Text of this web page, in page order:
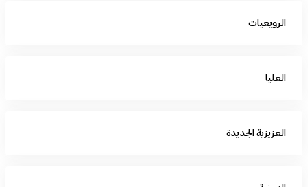
الرويعيات
العليا
العزيزية الجديدة